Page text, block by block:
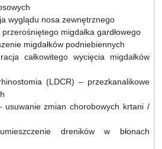
wyglądu nosa zewnętrznego
migdałka gardłowego
migdałków podniebiennych
całkowitego wycięcia migdałków
(LDCR) – przezkanalikowe
usuwanie zmian chorobowych krtani /
dreników w błonach